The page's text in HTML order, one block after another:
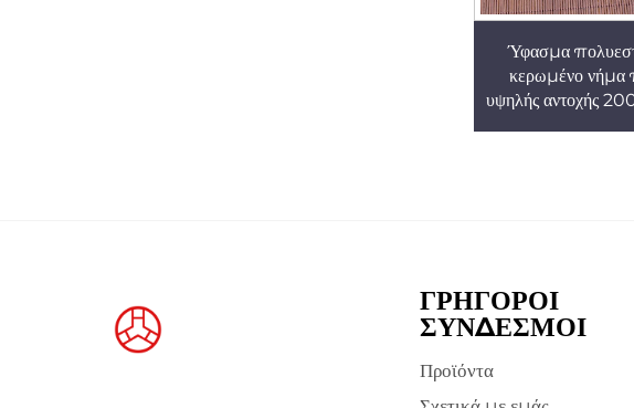
Ύφασμα
κερωμένο νήμα
υψηλής αντοχής
ΓΡΉΓΟΡΟΙ
ΣΎΝΔΕΣΜΟΙ
Προϊόντα